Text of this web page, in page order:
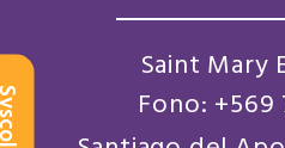
Saint Mary
Fono: +569